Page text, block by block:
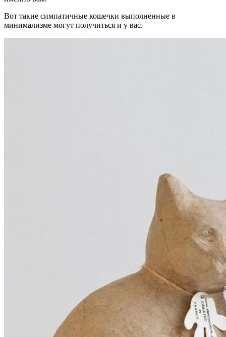
Вот такие симпатичные кошечки выполненные в
минимализме могут получиться и у вас.